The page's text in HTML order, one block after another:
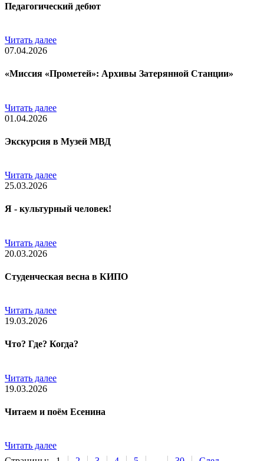
Педагогический дебют
Читать далее
07.04.2026
«Миссия «Прометей»: Архивы Затерянной Станции»
Читать далее
01.04.2026
Экскурсия в Музей МВД
Читать далее
25.03.2026
Я - культурный человек!
Читать далее
20.03.2026
Студенческая весна в КИПО
Читать далее
19.03.2026
Что? Где? Когда?
Читать далее
19.03.2026
Читаем и поём Есенина
Читать далее